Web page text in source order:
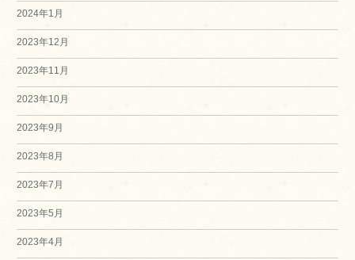
2024年1月
2023年12月
2023年11月
2023年10月
2023年9月
2023年8月
2023年7月
2023年5月
2023年4月